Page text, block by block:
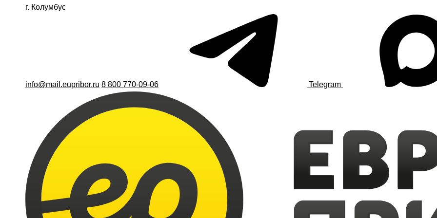
г. Колумбус
info@mail.eupribor.ru 8 800 770-09-06 Telegram